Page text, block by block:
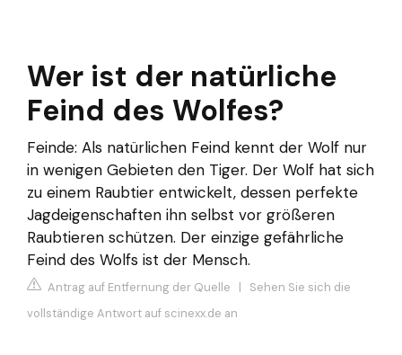
Wer ist der natürliche
Feind des Wolfes?
Feinde: Als natürlichen Feind kennt der Wolf nur
in wenigen Gebieten den Tiger. Der Wolf hat sich
zu einem Raubtier entwickelt, dessen perfekte
Jagdeigenschaften ihn selbst vor größeren
Raubtieren schützen. Der einzige gefährliche
Feind des Wolfs ist der Mensch.
Antrag auf Entfernung der Quelle | Sehen Sie sich die
vollständige Antwort auf scinexx.de an